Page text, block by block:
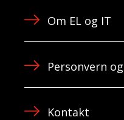
Om EL og IT
Personvern
Kontakt